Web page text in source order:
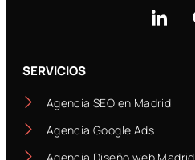
SERVICIOS
Agencia SEO en Madrid
Agencia Google Ads